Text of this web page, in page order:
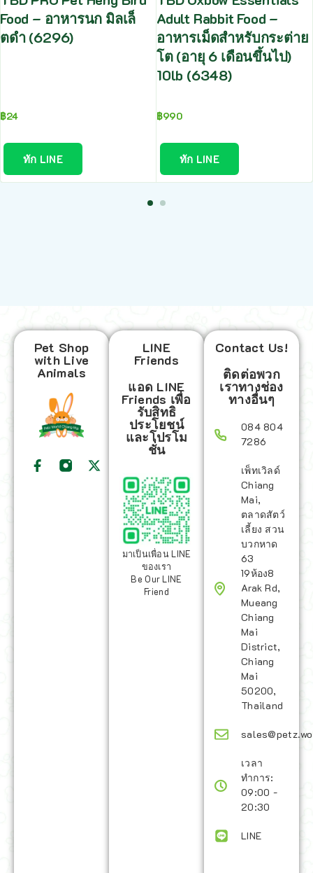
Food – อาหารนก มิลเล็
ตดำ (6296)
฿24
ทัก LINE
Adult Rabbit Food –
อาหารเม็ดสำหรับกระต่าย
โต (อายุ 6 เดือนขึ้นไป)
10lb (6348)
฿990
ทัก LINE
Pet Shop
with Live
Animals
LINE
Friends
แอด LINE
Friends เพื่อ
รับสิทธิ
ประโยชน์
และโปรโม
ชั่น
มาเป็นเพื่อน LINE
ของเรา
Be Our LINE
Friend
Contact Us!
ติดต่อพวก
เราทางช่อง
ทางอื่นๆ
084 804
7286
เพ็ทเวิลด์
Chiang
Mai,
ตลาดสัตว์
เลี้ยง สวน
บวกหาด
63
19ห้อง8
Arak Rd,
Mueang
Chiang
Mai
District,
Chiang
Mai
50200,
Thailand
เวลา
ทำการ:
09:00 -
20:30
LINE